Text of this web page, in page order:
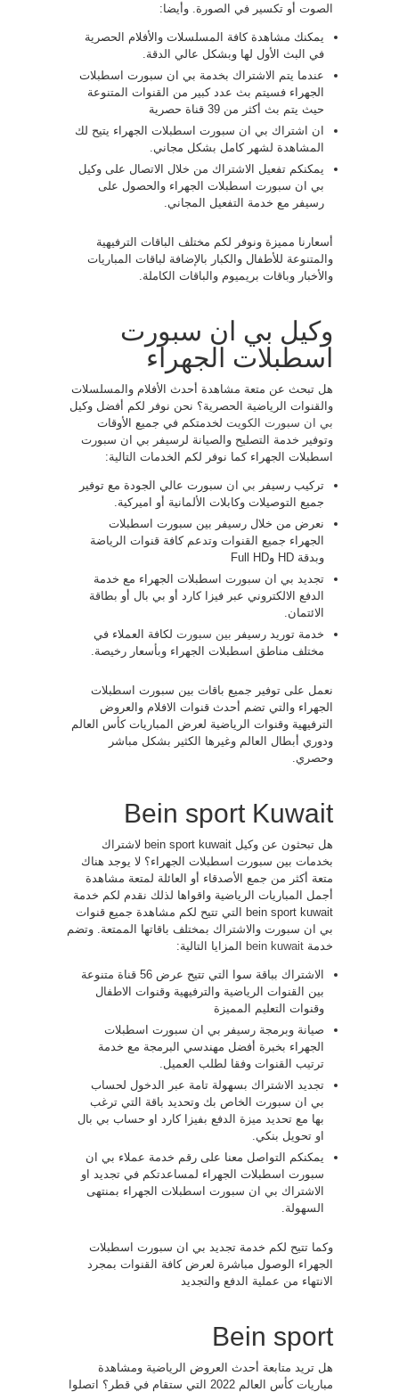
الصوت أو تكسير في الصورة. وأيضا:
يمكنك مشاهدة كافة المسلسلات والأفلام الحصرية
في البث الأول لها وبشكل عالي الدقة.
عندما يتم الاشتراك بخدمة بي ان سبورت اسطبلات
الجهراء فسيتم بث عدد كبير من القنوات المتنوعة
حيث يتم بث أكثر من 39 قناة حصرية
ان اشتراك بي ان سبورت اسطبلات الجهراء يتيح لك
المشاهدة لشهر كامل بشكل مجاني.
يمكنكم تفعيل الاشتراك من خلال الاتصال على وكيل
بي ان سبورت اسطبلات الجهراء والحصول على
رسيفر مع خدمة التفعيل المجاني.
أسعارنا مميزة ونوفر لكم مختلف الباقات الترفيهية
والمتنوعة للأطفال والكبار بالإضافة لباقات المباريات
والأخبار وباقات بريميوم والباقات الكاملة.
وكيل بي ان سبورت
اسطبلات الجهراء
هل تبحث عن متعة مشاهدة أحدث الأفلام والمسلسلات
والقنوات الرياضية الحصرية؟ نحن نوفر لكم أفضل وكيل
بي ان سبورت الكويت لخدمتكم في جميع الأوقات
وتوفير خدمة التصليح والصيانة لرسيفر بي ان سبورت
اسطبلات الجهراء كما نوفر لكم الخدمات التالية:
تركيب رسيفر بي ان سبورت عالي الجودة مع توفير
جميع التوصيلات وكابلات الألمانية أو اميركية.
نعرض من خلال رسيفر بين سبورت اسطبلات
الجهراء جميع القنوات وتدعم كافة قنوات الرياضة
وبدقة HD وFull HD
تجديد بي ان سبورت اسطبلات الجهراء مع خدمة
الدفع الالكتروني عبر فيزا كارد أو بي بال أو بطاقة
الائتمان.
خدمة توريد رسيفر بين سبورت لكافة العملاء في
مختلف مناطق اسطبلات الجهراء وبأسعار رخيصة.
نعمل على توفير جميع باقات بين سبورت اسطبلات
الجهراء والتي تضم أحدث قنوات الافلام والعروض
الترفيهية وقنوات الرياضية لعرض المباريات كأس العالم
ودوري أبطال العالم وغيرها الكثير بشكل مباشر
وحصري.
Bein sport Kuwait
هل تبحثون عن وكيل bein sport kuwait لاشتراك
بخدمات بين سبورت اسطبلات الجهراء؟ لا يوجد هناك
متعة أكثر من جمع الأصدقاء أو العائلة لمتعة مشاهدة
أجمل المباريات الرياضية واقواها لذلك نقدم لكم خدمة
bein sport kuwait التي تتيح لكم مشاهدة جميع قنوات
بي ان سبورت والاشتراك بمختلف باقاتها الممتعة. وتضم
خدمة bein kuwait المزايا التالية:
الاشتراك بباقة سوا التي تتيح عرض 56 قناة متنوعة
بين القنوات الرياضية والترفيهية وقنوات الاطفال
وقنوات التعليم المميزة
صيانة وبرمجة رسيفر بي ان سبورت اسطبلات
الجهراء بخبرة أفضل مهندسي البرمجة مع خدمة
ترتيب القنوات وفقا لطلب العميل.
تجديد الاشتراك بسهولة تامة عبر الدخول لحساب
بي ان سبورت الخاص بك وتحديد باقة التي ترغب
بها مع تحديد ميزة الدفع بفيزا كارد او حساب بي بال
او تحويل بنكي.
يمكنكم التواصل معنا على رقم خدمة عملاء بي ان
سبورت اسطبلات الجهراء لمساعدتكم في تجديد او
الاشتراك بي ان سبورت اسطبلات الجهراء بمنتهى
السهولة.
وكما تتيح لكم خدمة تجديد بي ان سبورت اسطبلات
الجهراء الوصول مباشرة لعرض كافة القنوات بمجرد
الانتهاء من عملية الدفع والتجديد
Bein sport
هل تريد متابعة أحدث العروض الرياضية ومشاهدة
مباريات كأس العالم 2022 التي ستقام في قطر؟ اتصلوا